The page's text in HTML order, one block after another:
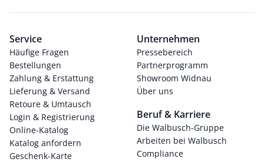
Service
Häufige Fragen
Bestellungen
Zahlung & Erstattung
Lieferung & Versand
Retoure & Umtausch
Login & Registrierung
Online-Katalog
Katalog anfordern
Geschenk-Karte
Unternehmen
Pressebereich
Partnerprogramm
Showroom Widnau
Über uns
Beruf & Karriere
Die Walbusch-Gruppe
Arbeiten bei Walbusch
Compliance